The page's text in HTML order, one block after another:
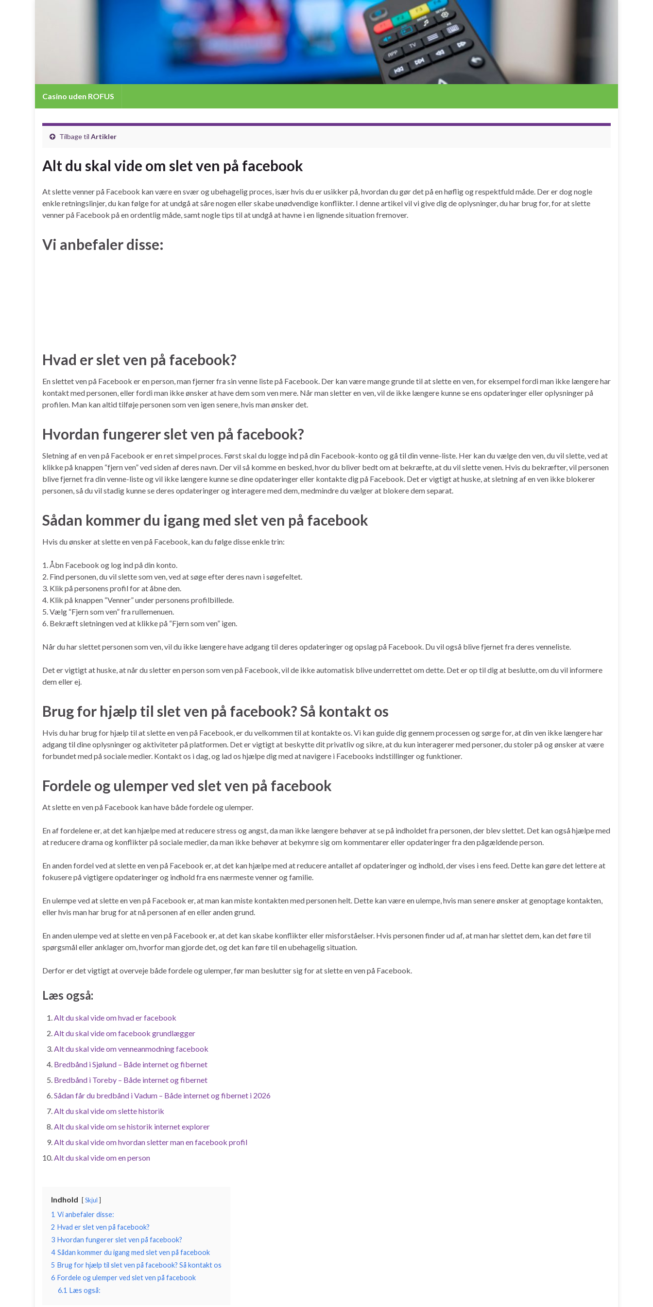
Casino uden ROFUS
Tilbage til Artikler
Alt du skal vide om slet ven på facebook
At slette venner på Facebook kan være en svær og ubehagelig proces, især hvis du er usikker på, hvordan du gør det på en høflig og respektfuld måde. Der er dog nogle
enkle retningslinjer, du kan følge for at undgå at såre nogen eller skabe unødvendige konflikter. I denne artikel vil vi give dig de oplysninger, du har brug for, for at slette
venner på Facebook på en ordentlig måde, samt nogle tips til at undgå at havne i en lignende situation fremover.
Vi anbefaler disse:
Hvad er slet ven på facebook?
En slettet ven på Facebook er en person, man fjerner fra sin venne liste på Facebook. Der kan være mange grunde til at slette en ven, for eksempel fordi man ikke længere har
kontakt med personen, eller fordi man ikke ønsker at have dem som ven mere. Når man sletter en ven, vil de ikke længere kunne se ens opdateringer eller oplysninger på
profilen. Man kan altid tilføje personen som ven igen senere, hvis man ønsker det.
Hvordan fungerer slet ven på facebook?
Sletning af en ven på Facebook er en ret simpel proces. Først skal du logge ind på din Facebook-konto og gå til din venne-liste. Her kan du vælge den ven, du vil slette, ved at
klikke på knappen “fjern ven” ved siden af deres navn. Der vil så komme en besked, hvor du bliver bedt om at bekræfte, at du vil slette venen. Hvis du bekræfter, vil personen
blive fjernet fra din venne-liste og vil ikke længere kunne se dine opdateringer eller kontakte dig på Facebook. Det er vigtigt at huske, at sletning af en ven ikke blokerer
personen, så du vil stadig kunne se deres opdateringer og interagere med dem, medmindre du vælger at blokere dem separat.
Sådan kommer du igang med slet ven på facebook
Hvis du ønsker at slette en ven på Facebook, kan du følge disse enkle trin:
1. Åbn Facebook og log ind på din konto.
2. Find personen, du vil slette som ven, ved at søge efter deres navn i søgefeltet.
3. Klik på personens profil for at åbne den.
4. Klik på knappen “Venner” under personens profilbillede.
5. Vælg “Fjern som ven” fra rullemenuen.
6. Bekræft sletningen ved at klikke på “Fjern som ven” igen.
Når du har slettet personen som ven, vil du ikke længere have adgang til deres opdateringer og opslag på Facebook. Du vil også blive fjernet fra deres venneliste.
Det er vigtigt at huske, at når du sletter en person som ven på Facebook, vil de ikke automatisk blive underrettet om dette. Det er op til dig at beslutte, om du vil informere
dem eller ej.
Brug for hjælp til slet ven på facebook? Så kontakt os
Hvis du har brug for hjælp til at slette en ven på Facebook, er du velkommen til at kontakte os. Vi kan guide dig gennem processen og sørge for, at din ven ikke længere har
adgang til dine oplysninger og aktiviteter på platformen. Det er vigtigt at beskytte dit privatliv og sikre, at du kun interagerer med personer, du stoler på og ønsker at være
forbundet med på sociale medier. Kontakt os i dag, og lad os hjælpe dig med at navigere i Facebooks indstillinger og funktioner.
Fordele og ulemper ved slet ven på facebook
At slette en ven på Facebook kan have både fordele og ulemper.
En af fordelene er, at det kan hjælpe med at reducere stress og angst, da man ikke længere behøver at se på indholdet fra personen, der blev slettet. Det kan også hjælpe med
at reducere drama og konflikter på sociale medier, da man ikke behøver at bekymre sig om kommentarer eller opdateringer fra den pågældende person.
En anden fordel ved at slette en ven på Facebook er, at det kan hjælpe med at reducere antallet af opdateringer og indhold, der vises i ens feed. Dette kan gøre det lettere at
fokusere på vigtigere opdateringer og indhold fra ens nærmeste venner og familie.
En ulempe ved at slette en ven på Facebook er, at man kan miste kontakten med personen helt. Dette kan være en ulempe, hvis man senere ønsker at genoptage kontakten,
eller hvis man har brug for at nå personen af ​​en eller anden grund.
En anden ulempe ved at slette en ven på Facebook er, at det kan skabe konflikter eller misforståelser. Hvis personen finder ud af, at man har slettet dem, kan det føre til
spørgsmål eller anklager om, hvorfor man gjorde det, og det kan føre til en ubehagelig situation.
Derfor er det vigtigt at overveje både fordele og ulemper, før man beslutter sig for at slette en ven på Facebook.
Læs også:
Alt du skal vide om hvad er facebook
Alt du skal vide om facebook grundlægger
Alt du skal vide om venneanmodning facebook
Bredbånd i Sjølund – Både internet og fibernet
Bredbånd i Toreby – Både internet og fibernet
Sådan får du bredbånd i Vadum – Både internet og fibernet i 2026
Alt du skal vide om slette historik
Alt du skal vide om se historik internet explorer
Alt du skal vide om hvordan sletter man en facebook profil
Alt du skal vide om en person
Indhold Skjul
1 Vi anbefaler disse:
2 Hvad er slet ven på facebook?
3 Hvordan fungerer slet ven på facebook?
4 Sådan kommer du igang med slet ven på facebook
5 Brug for hjælp til slet ven på facebook? Så kontakt os
6 Fordele og ulemper ved slet ven på facebook
6.1 Læs også: